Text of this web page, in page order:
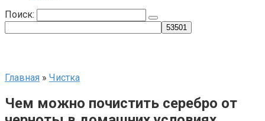
Поиск:
Главная » Чистка
Чем можно почистить серебро от